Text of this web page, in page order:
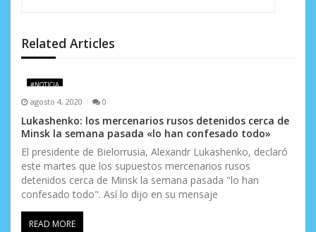
e
n
t
r
a
d
a
s
Related Articles
#NOTICIA
agosto 4, 2020 0
Lukashenko: los mercenarios rusos detenidos cerca de
Minsk la semana pasada «lo han confesado todo»
El presidente de Bielorrusia, Alexandr Lukashenko, declaró
este martes que los supuestos mercenarios rusos
detenidos cerca de Minsk la semana pasada "lo han
confesado todo". Así lo dijo en su mensaje
READ MORE